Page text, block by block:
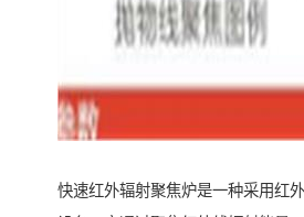
快速红外辐射聚焦炉是一种采用红